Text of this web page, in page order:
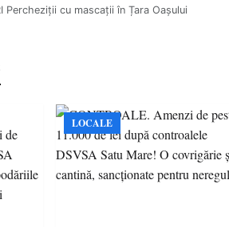
Percheziții cu mascații în Țara Oașului
LOCALE